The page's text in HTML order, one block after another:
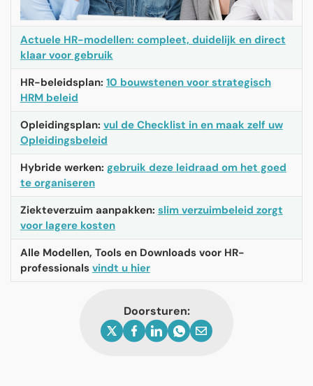
Actuele HR-modellen: compleet, duidelijk en direct
klaar voor gebruik
HR-beleidsplan: 10 bouwstenen voor strategisch
HRM beleid
Opleidingsplan: vul de Checklist in en maak zelf uw
Opleidingsbeleid
Hybride werken: gebruik deze leidraad om het goed
te organiseren
Ziekteverzuim aanpakken: slim verzuimbeleid zorgt
voor lagere kosten
Alle Modellen, Tools en Downloads voor HR-
professionals vindt u hier
Doorsturen: